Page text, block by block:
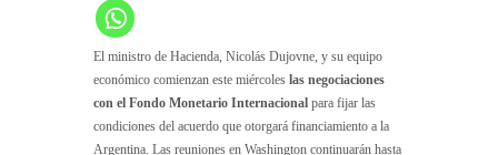
El ministro de Hacienda, Nicolás Dujovne, y su equipo
económico comienzan este miércoles las negociaciones
con el Fondo Monetario Internacional para fijar las
condiciones del acuerdo que otorgará financiamiento a la
Argentina. Las reuniones en Washington continuarán hasta